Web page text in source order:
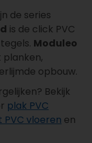
de series
is de click PVC
Moduleo
planken,
opbouw.
Bekijk
plak PVC
PVC vloeren en